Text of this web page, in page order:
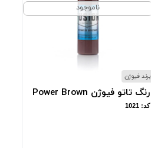
ناموجود
برند فیوژن
رنگ تاتو فیوژن Power Brown
کد: 1021